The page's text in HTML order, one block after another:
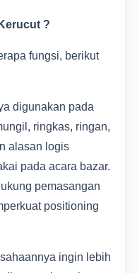
?
fungsi, berikut
digunakan pada
ringkas, ringan,
alasan logis
pada acara bazar.
pemasangan
positioning
ingin lebih